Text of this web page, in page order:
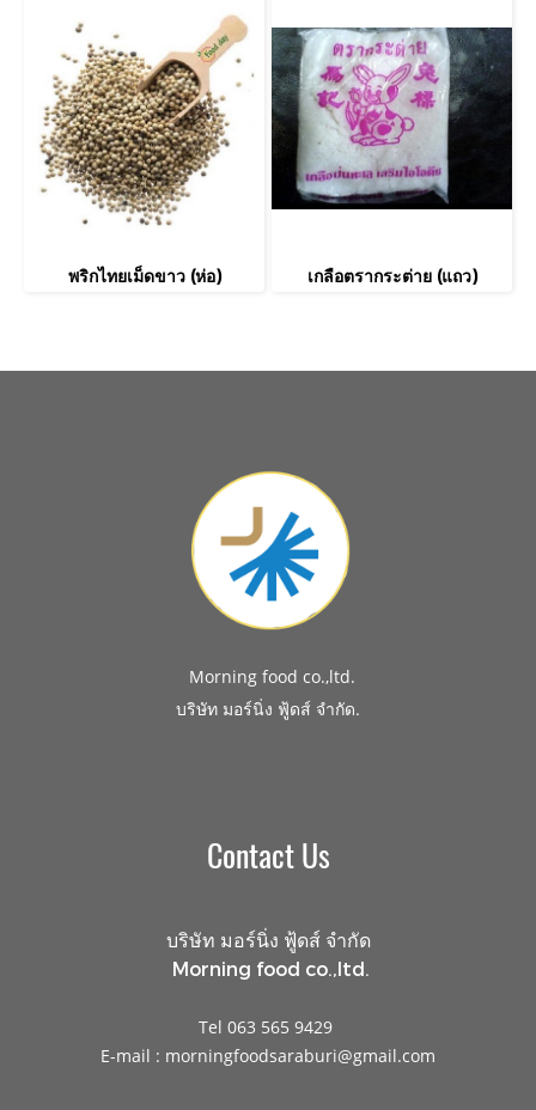
พริกไทยเม็ดขาว (ห่อ) เกลือตรากระต่าย (แถว)
Morning food co.,ltd.
บริษัท มอร์นิ่ง ฟู้ดส์ จำกัด.
Contact Us
บริษัท มอร์นิ่ง ฟู้ดส์ จำกัด
Morning food co.,ltd.
Tel 063 565 9429
E-mail : morningfoodsaraburi@gmail.com